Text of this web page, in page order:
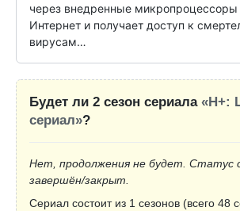
через внедренные
Интернет и получает доступ к
вирусам…
Будет ли 2 сезон сериала «H+:
сериал»?
Нет, продолжения не будет. Статус
завершён/закрыт.
Сериал состоит из 1 сезонов (всего 48